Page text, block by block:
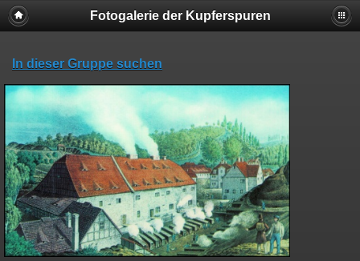
Fotogalerie der Kupferspuren
In dieser Gruppe suchen